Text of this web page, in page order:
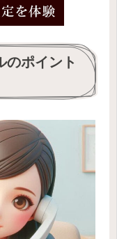
のポイント